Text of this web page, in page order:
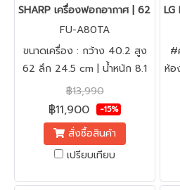
SHARP เครื่องฟอกอากาศ | 62 ตาร
FU-A80TA
ขนาดเครื่อง : กว้าง 40.2 สูง
62 ลึก 24.5 cm | น้ำหนัก 8.1
฿13,990
฿11,900 -15%
สั่งซื้อสินค้า
เปรียบเทียบ
#
ห้อ